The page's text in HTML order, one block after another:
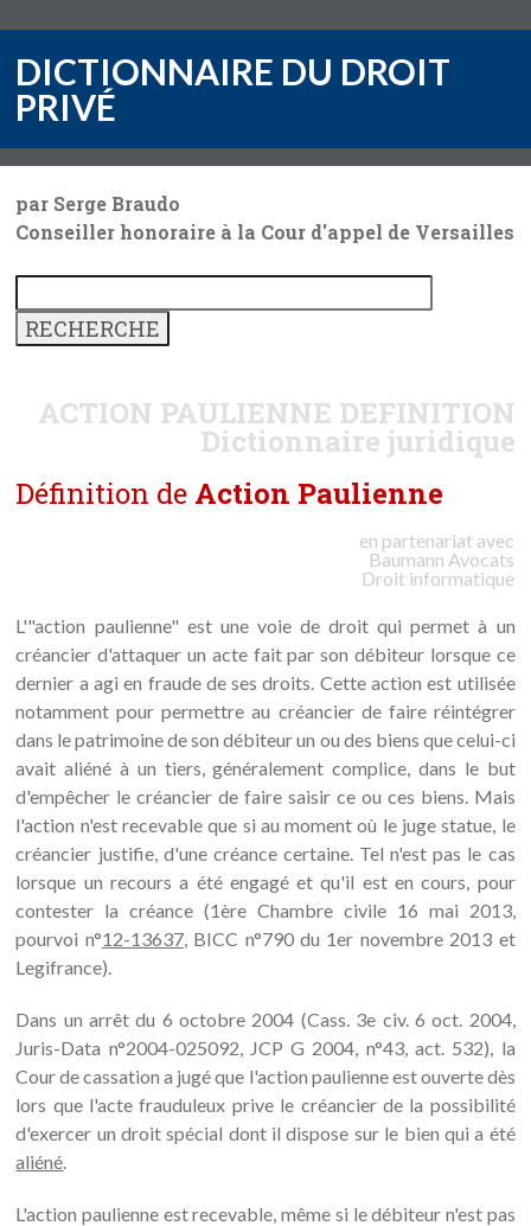
DICTIONNAIRE DU DROIT
PRIVÉ
par Serge Braudo
Conseiller honoraire à la Cour d'appel de Versailles
ACTION PAULIENNE DEFINITION
Dictionnaire juridique
Définition de Action Paulienne
en partenariat avec
Baumann Avocats
Droit informatique
L'"action paulienne" est une voie de droit qui permet à un
créancier d'attaquer un acte fait par son débiteur lorsque ce
dernier a agi en fraude de ses droits. Cette action est utilisée
notamment pour permettre au créancier de faire réintégrer
dans le patrimoine de son débiteur un ou des biens que celui-ci
avait aliéné à un tiers, généralement complice, dans le but
d'empêcher le créancier de faire saisir ce ou ces biens. Mais
l'action n'est recevable que si au moment où le juge statue, le
créancier justifie, d'une créance certaine. Tel n'est pas le cas
lorsque un recours a été engagé et qu'il est en cours, pour
contester la créance (1ère Chambre civile 16 mai 2013,
pourvoi n°12-13637, BICC n°790 du 1er novembre 2013 et
Legifrance).
Dans un arrêt du 6 octobre 2004 (Cass. 3e civ. 6 oct. 2004,
Juris-Data n°2004-025092, JCP G 2004, n°43, act. 532), la
Cour de cassation a jugé que l'action paulienne est ouverte dès
lors que l'acte frauduleux prive le créancier de la possibilité
d'exercer un droit spécial dont il dispose sur le bien qui a été
aliéné.
L'action paulienne est recevable, même si le débiteur n'est pas